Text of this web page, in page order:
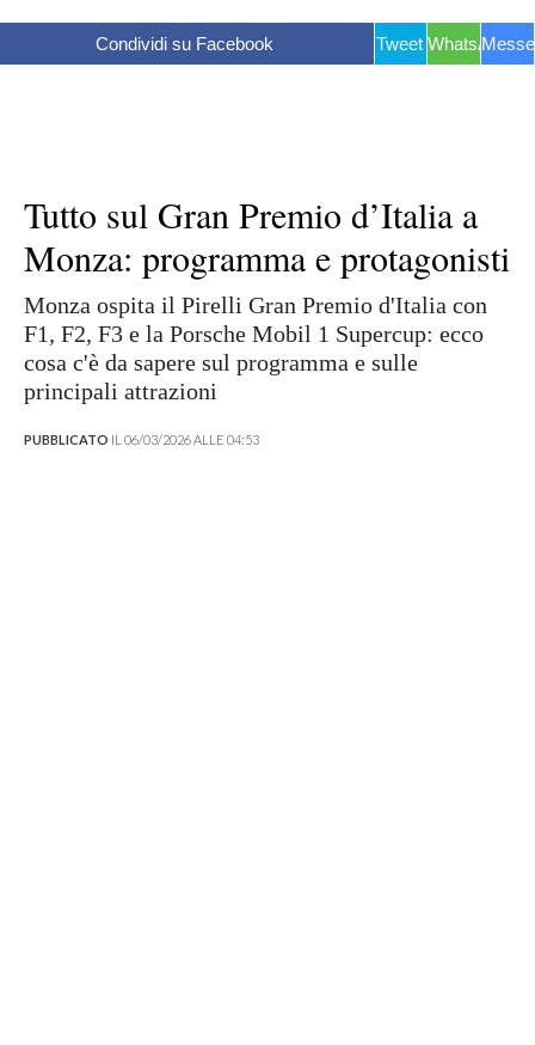
Condividi su Facebook Tweet WhatsApp
Tutto sul Gran Premio d’Italia a
Monza: programma e protagonisti
Monza ospita il Pirelli Gran Premio d'Italia con
F1, F2, F3 e la Porsche Mobil 1 Supercup: ecco
cosa c'è da sapere sul programma e sulle
principali attrazioni
PUBBLICATO IL 06/03/2026 ALLE 04:53